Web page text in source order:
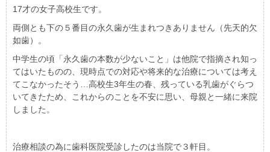
17才の女子高校生です。
両側とも下の５番目の永久歯が生まれつきありません（先天的欠
如歯）。
中学生の頃「永久歯の本数が少ないこと」は他院で指摘され知っ
てはいたものの、現時点での対応や将来的な治療については考え
てこなかったそう…高校生3年生の春、残っている乳歯がぐらつ
いてきたため、これからのことを不安に思い、母親と一緒に来院
しました。
治療相談の為に歯科医院受診したのは当院で３軒目。